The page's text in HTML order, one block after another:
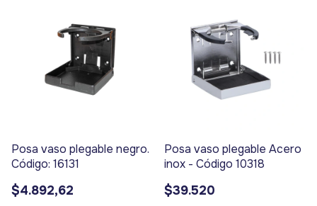
Posa vaso plegable negro.
Código: 16131
$4.892,62
Posa vaso plegable Acero
inox - Código 10318
$39.520